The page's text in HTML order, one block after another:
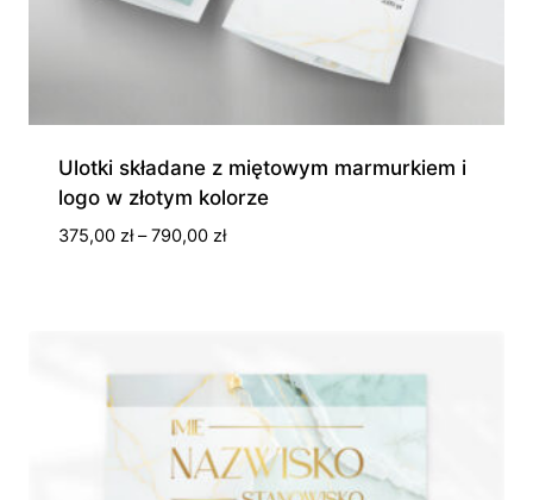
Ulotki składane z miętowym marmurkiem i
logo w złotym kolorze
375,00 zł – 790,00 złZakres
790,00 zł